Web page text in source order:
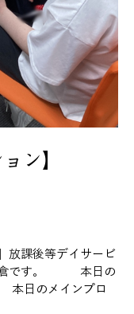
ン】
放課後等デイサービ
倉です。 本日の
のメインプロ